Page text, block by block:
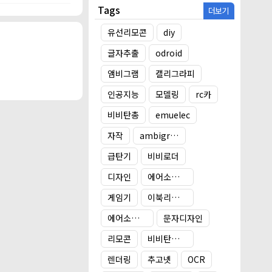
Tags 더보기
유선리모콘
diy
글자추출
odroid
앰비그램
캘리그라피
인공지능
모델링
rc카
비비탄총
emuelec
자작
ambigram
급탄기
비비로더
디자인
에어소프트건 타겟
게임기
이북리더기 거치대
에어소프트건
문자디자인
리모콘
비비탄총 타겟
렌더링
추고넷 OCR
에도 다시 언
문자 가독성